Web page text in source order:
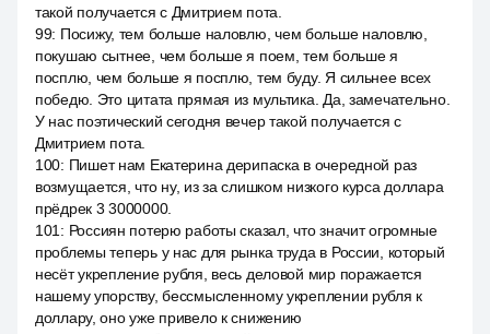
такой получается с Дмитрием пота.
99: Посижу, тем больше наловлю, чем больше наловлю,
покушаю сытнее, чем больше я поем, тем больше я
посплю, чем больше я посплю, тем буду. Я сильнее всех
победю. Это цитата прямая из мультика. Да, замечательно.
У нас поэтический сегодня вечер такой получается с
Дмитрием пота.
100: Пишет нам Екатерина дерипаска в очередной раз
возмущается, что ну, из за слишком низкого курса доллара
прёдрек 3 3000000.
101 : Россиян потерю работы сказал, что значит огромные
проблемы теперь у нас для рынка труда в России, который
несёт укрепление рубля, весь деловой мир поражается
нашему упорству, бессмысленному укреплении рубля к
доллару, оно уже привело к снижению